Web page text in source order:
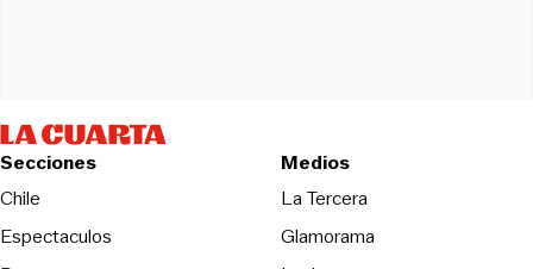
Secciones
Chile
Espectaculos
Medios
La TerceraOpens in new
Glamorama